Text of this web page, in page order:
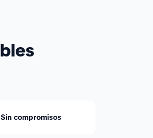
Sin compromisos